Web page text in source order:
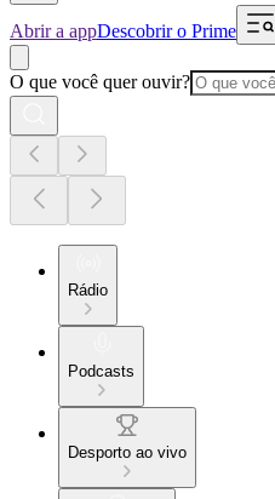
Abrir a appDescobrir o Prime
O que você quer ouvir?
Rádio
Podcasts
Desporto ao vivo